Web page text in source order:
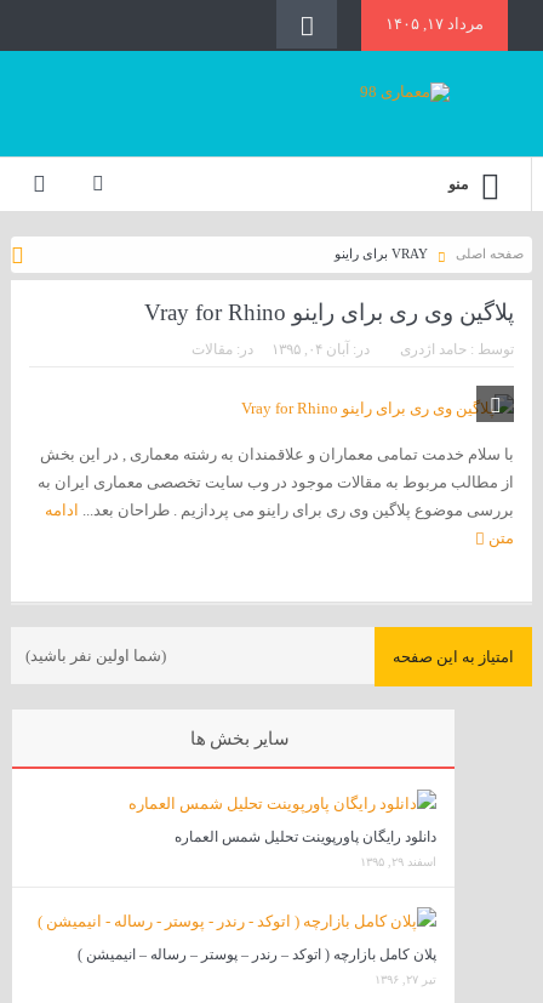
مرداد ۱۷, ۱۴۰۵
منو
صفحه اصلی
پلاگین وی ری برای راینو Vray for Rhino
توسط : حامد اژدری در: آبان ۰۴, ۱۳۹۵ در: مقالات
با سلام خدمت تمامی معماران و علاقمندان به رشته معماری , در این بخش
از مطالب مربوط به مقالات موجود در وب سایت تخصصی معماری ایران به
بررسی موضوع پلاگین وی ری برای راینو می پردازیم . طراحان بعد... ادامه
متن
امتیاز به این صفحه (شما اولین نفر باشید)
سایر بخش ها
دانلود رایگان پاورپوینت تحلیل شمس العماره
اسفند ۲۹, ۱۳۹۵
پلان کامل بازارچه ( اتوکد – رندر – پوستر – رساله – انیمیشن )
تیر ۲۷, ۱۳۹۶